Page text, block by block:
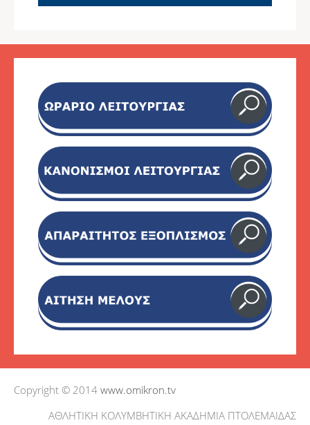
Copyright © 2014 www.omikron.tv
ΑΘΛΗΤΙΚΗ ΚΟΛΥΜΒΗΤΙΚΗ ΑΚΑΔΗΜΙΑ ΠΤΟΛΕΜΑΙΔΑΣ